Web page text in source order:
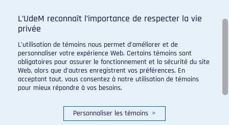
L’UdeM reconnaît l’importance de respecter la vie
privée
L’utilisation de témoins nous permet d’améliorer et de
personnaliser votre expérience Web. Certains témoins sont
obligatoires pour assurer le fonctionnement et la sécurité du site
Web, alors que d’autres enregistrent vos préférences. En
acceptant tout, vous consentez à notre utilisation de témoins
pour mieux répondre à vos besoins.
Personnaliser les témoins >